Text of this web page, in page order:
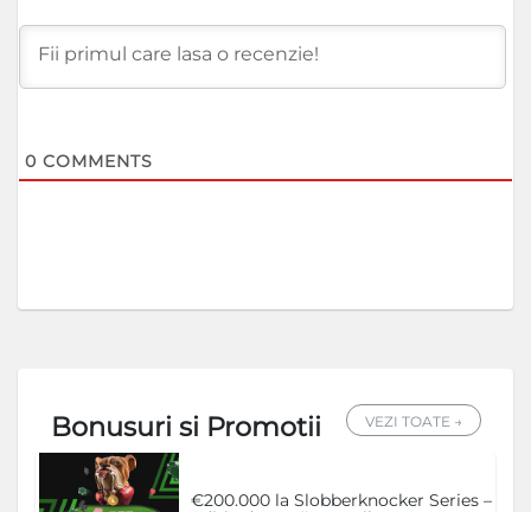
0 COMMENTS
Bonusuri si Promotii VEZI TOATE →
€200.000 la Slobberknocker Series –